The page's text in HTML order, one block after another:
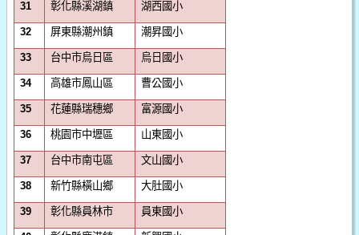
31 彰化縣溪湖鎮 湖西國小
32 屏東縣潮州鎮 潮昇國小
33 台中市烏日區 烏日國小
34 高雄市鳳山區 曹公國小
35 花蓮縣瑞穗鄉 富源國小
36 桃園市中壢區 山東國小
37 台中市南屯區 文山國小
38 新竹縣橫山鄉 大肚國小
39 彰化縣員林市 員東國小